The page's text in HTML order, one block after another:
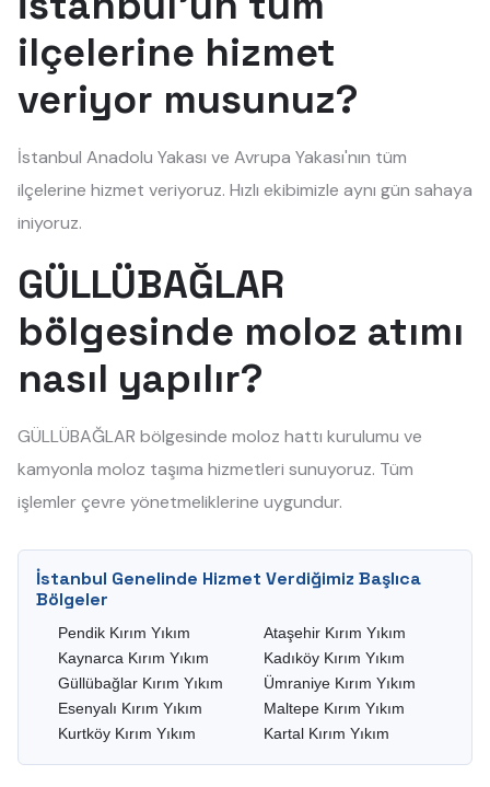
ilçelerine hizmet
veriyor musunuz?
İstanbul Anadolu Yakası ve Avrupa Yakası'nın tüm
ilçelerine hizmet veriyoruz. Hızlı ekibimizle aynı gün sahaya
iniyoruz.
GÜLLÜBAĞLAR
bölgesinde moloz atımı
nasıl yapılır?
GÜLLÜBAĞLAR bölgesinde moloz hattı kurulumu ve
kamyonla moloz taşıma hizmetleri sunuyoruz. Tüm
işlemler çevre yönetmeliklerine uygundur.
İstanbul Genelinde Hizmet Verdiğimiz Başlıca
Bölgeler
Pendik Kırım Yıkım
Kaynarca Kırım Yıkım
Güllübağlar Kırım Yıkım
Esenyalı Kırım Yıkım
Kurtköy Kırım Yıkım
Ataşehir Kırım Yıkım
Kadıköy Kırım Yıkım
Ümraniye Kırım Yıkım
Maltepe Kırım Yıkım
Kartal Kırım Yıkım